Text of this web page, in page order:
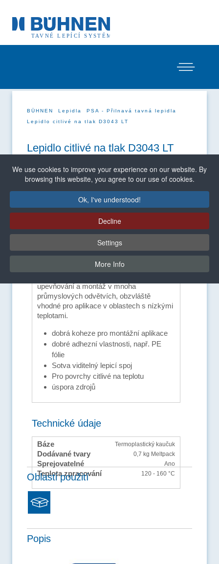
BÜHNEN Lepidla
PSA - Přilnavá tavná lepidla
Lepidlo citlivé na tlak D3043 LT
Lepidlo citlivé na tlak D3043 LT
D53043
Výhody a vybavení
upevňování a montáž v mnoha
průmyslových odvětvích, obzvláště
vhodné pro aplikace v oblastech s nízkými
teplotami.
dobrá koheze pro montážní aplikace
dobré adhezní vlastnosti, např. PE
fólie
Sotva viditelný lepicí spoj
Pro povrchy citlivé na teplotu
úspora zdrojů
Technické údaje
Báze Termoplastický kaučuk
Dodávané tvary 0,7 kg Meltpack
Sprejovatelné Ano
Teplota zpracování 120 - 160 °C
Oblasti použití
Popis
We use cookies to improve your experience on our website. By
browsing this website, you agree to our use of cookies.
Ok, I've understood!
Decline
Settings
More Info